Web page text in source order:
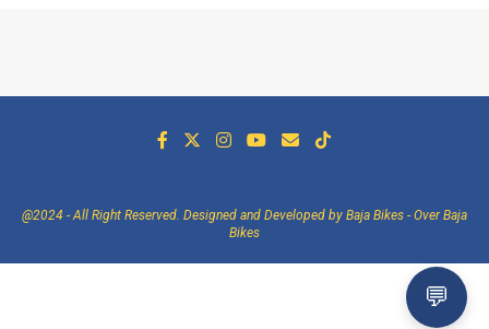
@2024 - All Right Reserved. Designed and Developed by Baja Bikes - Over Baja
Bikes